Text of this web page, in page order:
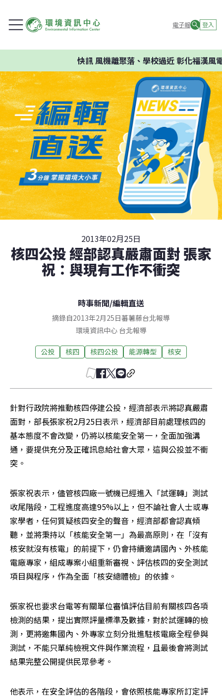
電子報 登入
快訊風機離聚落、學校過近 彰化福漢風電
2013年02月25日
核四公投 經部認真嚴肅面對 張家
祝：與現有工作不衝突
時事新聞/編輯直送
摘錄自2013年2月25日蕃薯藤台北報導
環境資訊中心 台北報導
公投 核四 核四公投 能源轉型 核安
針對行政院將推動核四停建公投，經濟部表示將認真嚴肅
面對，部長張家祝2月25日表示，經濟部目前處理核四的
基本態度不會改變，仍將以核能安全第一，全面加強溝
通，要提供充分及正確訊息給社會大眾，這與公投並不衝
突。
張家祝表示，儘管核四廠一號機已經進入「試運轉」測試
收尾階段，工程進度高達95%以上，但不論社會人士或專
家學者，任何質疑核四安全的聲音，經濟部都會認真傾
聽，並將秉持以「核能安全第一」為最高原則，在「沒有
核安就沒有核電」的前提下，仍會持續邀請國內、外核能
電廠專家，組成專案小組重新審視、評估核四的安全測試
項目與程序，作為全面「核安總體檢」的依據。
張家祝也要求台電等有關單位審慎評估目前有關核四各項
檢測的結果，提出實際評量標準及數據，對於試運轉的檢
測，更將邀集國內、外專家立刻分批進駐核電廠全程參與
測試，不能只單純檢視文件與作業流程，且最後會將測試
結果完整公開提供民眾參考。
他表示，在安全評估的各階段，會依照核能專家所訂定評